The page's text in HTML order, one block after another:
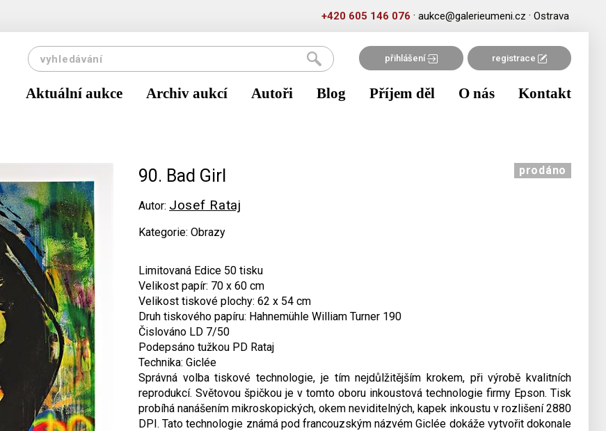
+420 605 146 076 · aukce@galerieumeni.cz · Ostrava
přihlášení registrace
Aktuální aukce Archiv aukcí Autoři Blog Příjem děl O nás Kontakt
90. Bad Girl
Autor: Josef Rataj
Kategorie: Obrazy
prodáno
Limitovaná Edice 50 tisku
Velikost papír: 70 x 60 cm
Velikost tiskové plochy: 62 x 54 cm
Druh tiskového papíru: Hahnemühle William Turner 190
Čislováno LD 7/50
Podepsáno tužkou PD Rataj
Technika: Giclée
Správná volba tiskové technologie, je tím nejdůlžitějším krokem, při výrobě kvalitních
reprodukcí. Světovou špičkou je v tomto oboru inkoustová technologie firmy Epson. Tisk
probíhá nanášením mikroskopických, okem neviditelných, kapek inkoustu v rozlišení 2880
DPI. Tato technologie známá pod francouzským názvém Giclée dokáže vytvořit dokonale